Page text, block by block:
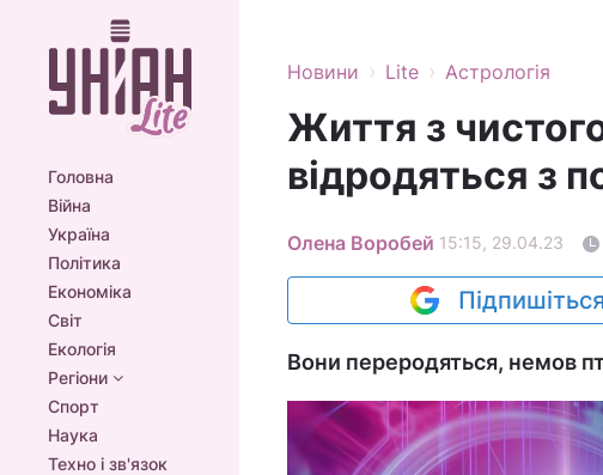
Головна
Війна
Україна
Політика
Економіка
Світ
Екологія
Регіони
Спорт
Наука
Техно і зв'язок
Новини › Lite › Астрологія
Життя з
відродяться з
Олена Воробей 15:15, 29.04.23
Вони переродяться, немов